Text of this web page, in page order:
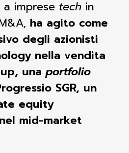
a imprese tech in
, ha agito come
degli azionisti
nella vendita
unaportfolio
SGR, un
equity
mid-market